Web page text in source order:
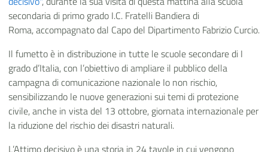
secondaria di primo grado I.C. Fratelli Bandiera di
Roma,accompagnato dal Capo del Dipartimento Fabrizio Curcio.
Il fumetto è in distribuzione in tutte le scuole secondare di I
grado d’Italia, con l’obiettivo di ampliare il pubblico della
campagna di comunicazione nazionale Io non rischio,
sensibilizzando le nuove generazioni sui temi di protezione
civile, anche in vista del 13 ottobre, giornata internazionale per
la riduzione del rischio dei disastri naturali.
L’Attimo decisivo è una storia in 24 tavole in cui vengono